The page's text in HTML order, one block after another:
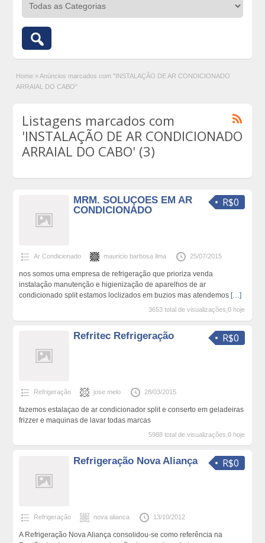
Home » Anúncios marcados com "INSTALAÇÃO DE AR CONDICIONADO
ARRAIAL DO CABO"
Listagens marcados com
'INSTALAÇÃO DE AR CONDICIONADO
ARRAIAL DO CABO' (3)
R$0
MRM. SOLUÇOES EM AR
CONDICIONADO
Ar Condicionado mauricio barbosa lima 25/07/2015
nos somos uma empresa de refrigeração que prioriza venda
instalação manutenção e higienização de aparelhos de ar
condicionado split estamos loclizados em buzios mas atendemos […]
3653 total de visualizações,0 hoje
R$0
Refritec Refrigeração
Refrigeração jose melo 28/03/2015
fazemos estalaçao de ar condicionador split e conserto em geladeiras
frizzer e maquinas de lavar todas marcas
5988 total de visualizações,0 hoje
R$0
Refrigeração Nova Aliança
Refrigeração nova alianca 13/10/2012
A Refrigeração Nova Aliança consolidou-se como referência na